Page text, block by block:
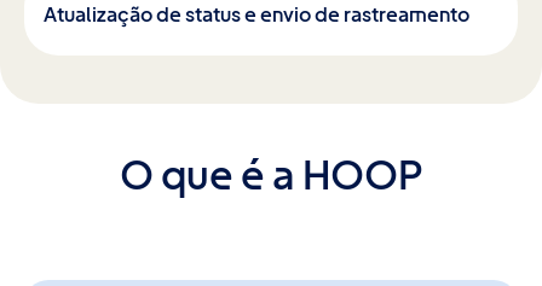
Atualização de status e envio de rastreamento
O que é a HOOP